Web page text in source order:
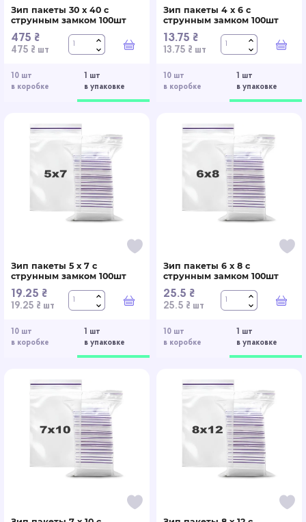
10 шт
в коробке
1 шт
в упаковке
Зип пакеты 30 x 40 с
струнным замком 100шт
475 ₴
475 ₴ шт В корзину
10 шт
в коробке
1 шт
в упаковке
Зип пакеты 4 x 6 с
струнным замком 100шт
13.75 ₴
13.75 ₴ шт В
10 шт
в коробке
1 шт
в упаковке
Зип пакеты 5 x 7 с
струнным замком 100шт
19.25 ₴
19.25 ₴ шт В корзину
10 шт
в коробке
1 шт
в упаковке
Зип пакеты 6 x 8 с
струнным замком 100шт
25.5 ₴
25.5 ₴ шт В